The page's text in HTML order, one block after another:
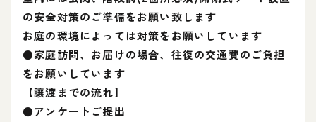
の安全対策のご準備をお願い致します
お庭の環境によっては対策をお願いしています
●家庭訪問、お届けの場合、往復の交通費のご負担
をお願いしています
【讓渡までの流れ】
●アンケートご提出